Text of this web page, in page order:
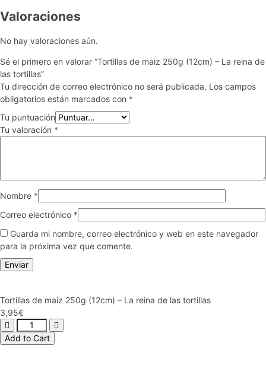
Valoraciones
No hay valoraciones aún.
Sé el primero en valorar “Tortillas de maiz 250g (12cm) – La reina de
las tortillas”
Tu dirección de correo electrónico no será publicada. Los campos
obligatorios están marcados con *
Tu puntuación
Tu valoración *
Nombre *
Correo electrónico *
Guarda mi nombre, correo electrónico y web en este navegador
para la próxima vez que comente.
Tortillas de maiz 250g (12cm) – La reina de las tortillas
3,95€
Add to Cart